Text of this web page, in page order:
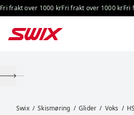
Hopp til innhold
frakt over 1000 krFri frakt over 1000 krFri
Swix Skismøring Glider Voks